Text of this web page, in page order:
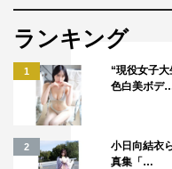
ランキング
1
“現役女子
色白美ボデ
2
小日向結衣
真集「…